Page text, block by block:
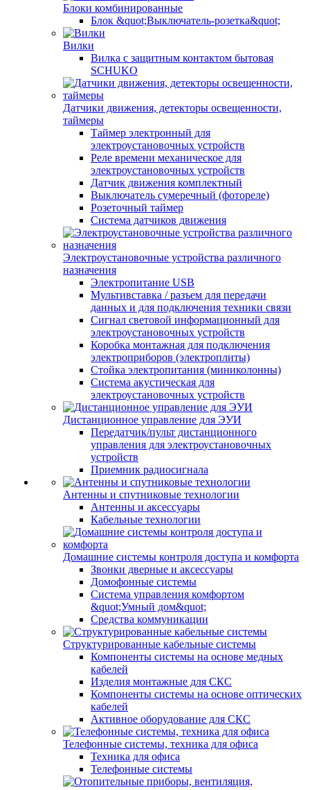
Блоки комбинированные
Блок &quot;Выключатель-розетка&quot;
Вилки
Вилка с защитным контактом бытовая
SCHUKO
Датчики движения, детекторы освещенности,
таймеры
Таймер электронный для
электроустановочных устройств
Реле времени механическое для
электроустановочных устройств
Датчик движения комплектный
Выключатель сумеречный (фотореле)
Розеточный таймер
Система датчиков движения
Электроустановочные устройства различного
назначения
Электропитание USB
Мультивставка / разъем для передачи
данных и для подключения техники связи
Сигнал световой информационный для
электроустановочных устройств
Коробка монтажная для подключения
электроприборов (электроплиты)
Стойка электропитания (миниколонны)
Система акустическая для
электроустановочных устройств
Дистанционное управление для ЭУИ
Передатчик/пульт дистанционного
управления для электроустановочных
устройств
Приемник радиосигнала
Антенны и спутниковые технологии
Антенны и аксессуары
Кабельные технологии
Домашние системы контроля доступа и комфорта
Звонки дверные и аксессуары
Домофонные системы
Система управления комфортом
&quot;Умный дом&quot;
Средства коммуникации
Структурированные кабельные системы
Компоненты системы на основе медных
кабелей
Изделия монтажные для СКС
Компоненты системы на основе оптических
кабелей
Активное оборудование для СКС
Телефонные системы, техника для офиса
Техника для офиса
Телефонные системы